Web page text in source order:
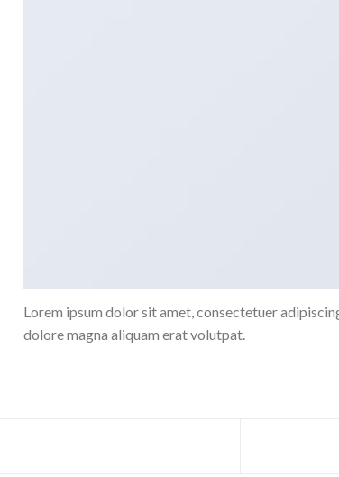
Lorem ipsum dolor sit amet, consectetuer
dolore magna aliquam erat volutpat.